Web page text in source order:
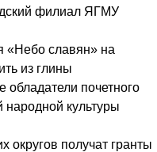
филиал ЯГМУ
«Небо славян» на
из глины
почетного
народной культуры
округов получат гранты